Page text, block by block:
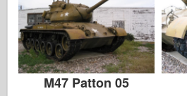
M47 Patton 05